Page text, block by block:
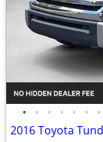
• • • • • • •